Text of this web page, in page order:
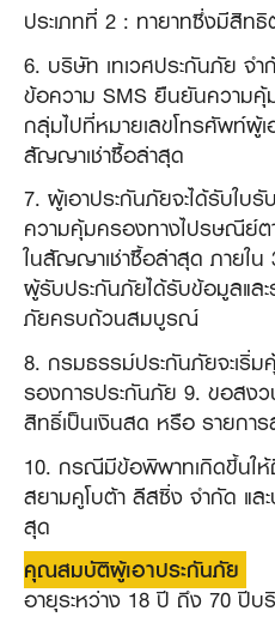
ประเภทที่ 2 : ทายาทซึ่งมีสิท
6. บริษัท เทเวศประกันภัย จํ
ข้อความ SMS ยืนยันความคุ้
กลุ่มไปที่หมายเลขโทรศัพท์ผู้เ
สัญญาเช่าซื้อล่าสุด
7. ผู้เอาประกันภัยจะได้รับใ
ความคุ้มครองทางไปรษณีย์ต
ในสัญญาเช่าซื้อล่าสุด ภายใ
ผู้รับประกันภัยได้รับข้อมูลและ
ภัยครบถ้วนสมบูรณ์
8. กรมธรรม์ประกันภัยจะเริ่
รองการประกันภัย 9. ขอสง
สิทธิ์เป็นเงินสด หรือ รายกา
10. กรณีมีข้อพิพาทเกิดขึ้นใ
สยามคูโบต้า ลีสซิ่ง จำกัด แ
สุด
คุณสมบัติผู้เอาประกันภัย
อายุระหว่าง 18 ปี ถึง 70